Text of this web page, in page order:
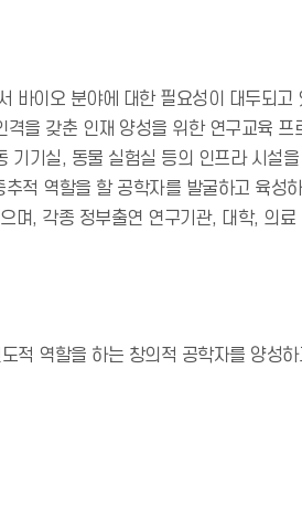
바이오 분야에 대한 필요성이 대두되고
을 갖춘 인재 양성을 위한 연구교육
기실, 동물 실험실 등의 인프라 시설
적 역할을 할 공학자를 발굴하고 육성
며, 각종 정부출연 연구기관, 대학, 의
적 역할을 하는 창의적 공학자를 양성